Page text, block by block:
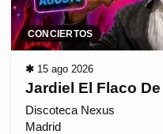
CONCIERTOS
✱ 15 ago 2026
Jardiel El Flaco
Discoteca Nexus
Madrid